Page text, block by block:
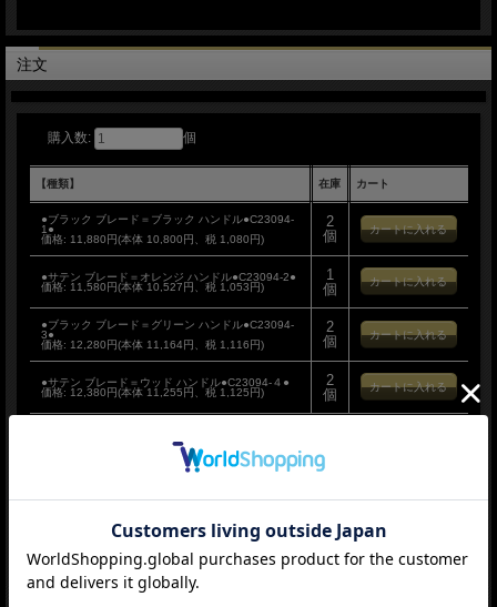
頑丈なフルタング構造
●各種 ハンドル
ランヤード付き
アジャスタブルクリップ
●拭き取りクロス付属
ジャストフィットサイズでいながら幅広く活躍するモデルです
良いです！ おすすめ！！！
注文
購入数: 個
【種類】 在庫 カート
●ブラック ブレード＝ブラック ハンドル●C23094-
1●
価格: 11,880円(本体 10,800円、税 1,080円)
2
個
●サテン ブレード＝オレンジ ハンドル●C23094-2●
価格: 11,580円(本体 10,527円、税 1,053円)
1
個
●ブラック ブレード＝グリーン ハンドル●C23094-
3●
価格: 12,280円(本体 11,164円、税 1,116円)
2
個
●サテン ブレード＝ウッド ハンドル●C23094-４●
価格: 12,380円(本体 11,255円、税 1,125円)
2
個
友達にメールですすめる